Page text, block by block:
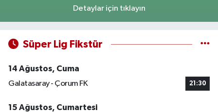
Detaylar için tıklayın
Süper Lig Fikstür
14 Ağustos, Cuma
Galatasaray - Çorum FK
21:30
15 Ağustos, Cumartesi